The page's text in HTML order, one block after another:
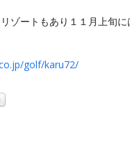
ゾートもあり１１月上旬
golf/karu72/